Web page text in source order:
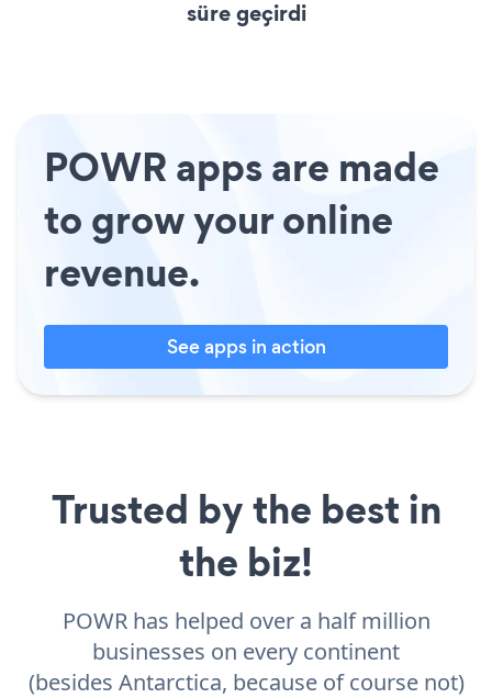
süre geçirdi
POWR apps are made
to grow your online
revenue.
See apps in action
Trusted by the best in
the biz!
POWR has helped over a half million
businesses on every continent
(besides Antarctica, because of course not)